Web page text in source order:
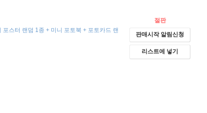
포스터 랜덤 1종 + 미니 포토북 + 포토카드 랜
절판
판매시작 알림신청
리스트에 넣기